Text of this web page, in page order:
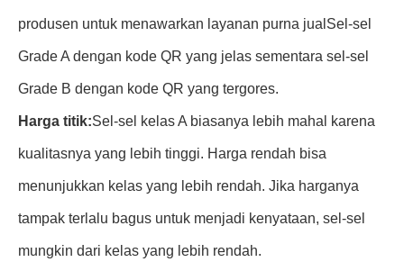
produsen untuk menawarkan layanan purna jualSel-sel
Grade A dengan kode QR yang jelas sementara sel-sel
Grade B dengan kode QR yang tergores.
Harga titik:Sel-sel kelas A biasanya lebih mahal karena
kualitasnya yang lebih tinggi. Harga rendah bisa
menunjukkan kelas yang lebih rendah. Jika harganya
tampak terlalu bagus untuk menjadi kenyataan, sel-sel
mungkin dari kelas yang lebih rendah.